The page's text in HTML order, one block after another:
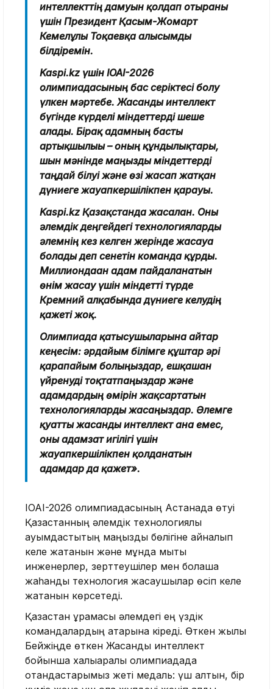
интеллекттің дамуын қолдап отырғаны
үшін Президент Қасым-Жомарт
Кемелұлы Тоқаевқа алғысымды
білдіремін.
Kaspi.kz үшін IOAI-2026
олимпиадасының бас серіктесі болу
үлкен мәртебе. Жасанды интеллект
бүгінде күрделі міндеттерді шеше
алады. Бірақ адамның басты
артықшылығы – оның құндылықтары,
шын мәнінде маңызды міндеттерді
таңдай білуі және өзі жасап жатқан
дүниеге жауапкершілікпен қарауы.
Kaspi.kz Қазақстанда жасалған. Оны
әлемдік деңгейдегі технологияларды
әлемнің кез келген жерінде жасауға
болады деп сенетін команда құрды.
Миллиондаған адам пайдаланатын
өнім жасау үшін міндетті түрде
Кремний алқабында дүниеге келудің
қажеті жоқ.
Олимпиада қатысушыларына айтар
кеңесім: әрдайым білімге құштар әрі
қарапайым болыңыздар, ешқашан
үйренуді тоқтатпаңыздар және
адамдардың өмірін жақсартатын
технологияларды жасаңыздар. Әлемге
қуатты жасанды интеллект ғана емес,
оны адамзат игілігі үшін
жауапкершілікпен қолданатын
адамдар да қажет».
IOAI-2026 олимпиадасының Астанада өтуі
Қазақстанның әлемдік технологиялық
қауымдастықтың маңызды бөлігіне айналып
келе жатқанын және мұнда мықты
инженерлер, зерттеушілер мен болашақ
жаһандық технология жасаушылар өсіп келе
жатқанын көрсетеді.
Қазақстан құрамасы әлемдегі ең үздік
командалардың қатарына кіреді. Өткен жылы
Бейжіңде өткен Жасанды интеллект
бойынша халықаралық олимпиадада
отандастарымыз жеті медаль: үш алтын, бір